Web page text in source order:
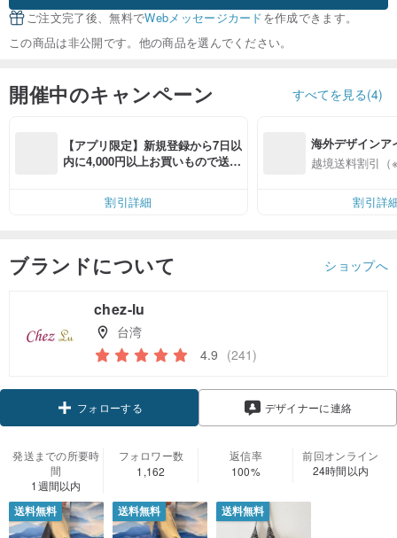
ご注文完了後、無料でWebメッセージカードを作成できます。
この商品は非公開です。他の商品を選んでください。
開催中のキャンペーン すべてを見る(4)
【アプリ限定】新規登録から7日以
内に4,000円以上お買いもので送料
割引詳細
海外デザインア
入
越境送料割引（
割引詳
ブランドについて ショップへ
chez-lu
台湾
4.9 (241)
フォローする デザイナーに連絡
発送までの所要時
間
1週間以内
フォロワー数
1,162
返信率
100%
前回オンライン
24時間以内
送料無料 送料無料 送料無料